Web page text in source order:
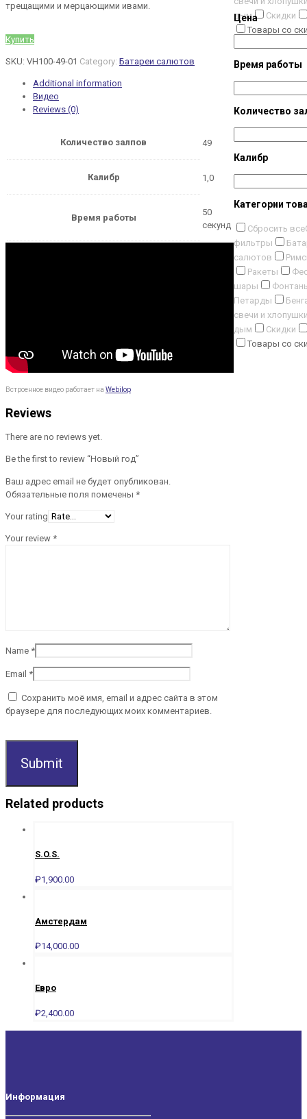
трещащими и мерцающими ивами.
Купить
SKU: VH100-49-01 Category: Батареи салютов
Additional information
Видео
Reviews (0)
Количество залпов 49
Калибр 1,0
Время работы
50
секунд
Встроенное видео работает на Webilop
Reviews
There are no reviews yet.
Be the first to review “Новый год”
Ваш адрес email не будет опубликован.
Обязательные поля помечены *
Your rating
Your review *
Name *
Email *
Сохранить моё имя, email и адрес сайта в этом
браузере для последующих моих комментариев.
Related products
S.O.S.
₽1,900.00
Амстердам
₽14,000.00
Евро
₽2,400.00
дым
Скидки
Товары со
Цена
Время работы
Количество
Калибр
Категории
Сбросить все
фильтры
салютов
Ракеты
шары
Петарды
свечи и
дым
Скидки
Товары со
Информация